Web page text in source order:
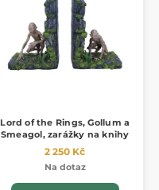
Lord of the Rings, Gollum a
Smeagol, zarážky na knihy
2 250 Kč
Na dotaz